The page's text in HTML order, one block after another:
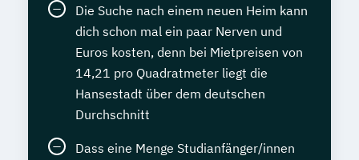
Die Suche nach einem neuen Heim kann
dich schon mal ein paar Nerven und
Euros kosten, denn bei Mietpreisen von
14,21 pro Quadratmeter liegt die
Hansestadt über dem deutschen
Durchschnitt
Dass eine Menge Studianfänger/innen